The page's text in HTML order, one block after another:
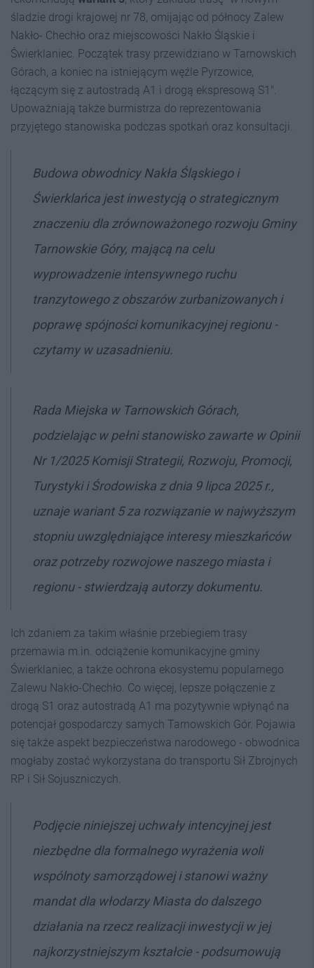
śladzie drogi krajowej nr 78, omijając od północy Zalew
Nakło- Chechło oraz miejscowości Nakło Śląskie i
Świerklaniec. Początek trasy przewidziano w Tarnowskich
Górach, a koniec na istniejącym węźle Pyrzowice,
łączącym się z autostradą A1 i drogą ekspresową S1".
Upoważniają także burmistrza do reprezentowania
przyjętego stanowiska podczas spotkań oraz konsultacji.
Budowa obwodnicy Nakła Śląskiego i
Świerklańca jest inwestycją o strategicznym
znaczeniu dla zrównoważonego rozwoju Gminy
Tarnowskie Góry, mającą na celu
wyprowadzenie intensywnego ruchu
tranzytowego z obszarów zurbanizowanych i
poprawę spójności komunikacyjnej regionu -
czytamy w uzasadnieniu.
Rada Miejska w Tarnowskich Górach,
podzielając w pełni stanowisko zawarte w Opinii
Nr 1/2025 Komisji Strategii, Rozwoju, Promocji,
Turystyki i Środowiska z dnia 9 lipca 2025 r.,
uznaje wariant 5 za rozwiązanie w najwyższym
stopniu uwzględniające interesy mieszkańców
oraz potrzeby rozwojowe naszego miasta i
regionu - stwierdzają autorzy dokumentu.
Ich zdaniem za takim właśnie przebiegiem trasy
przemawia m.in. odciążenie komunikacyjne gminy
Świerklaniec, a także ochrona ekosystemu popularnego
Zalewu Nakło-Chechło. Co więcej, lepsze połączenie z
drogą S1 oraz autostradą A1 ma pozytywnie wpłynąć na
potencjał gospodarczy samych Tarnowskich Gór. Pojawia
się także aspekt bezpieczeństwa narodowego - obwodnica
mogłaby zostać wykorzystana do transportu Sił Zbrojnych
RP i Sił Sojuszniczych.
Podjęcie niniejszej uchwały intencyjnej jest
niezbędne dla formalnego wyrażenia woli
wspólnoty samorządowej i stanowi ważny
mandat dla włodarzy Miasta do dalszego
działania na rzecz realizacji inwestycji w jej
najkorzystniejszym kształcie - podsumowują